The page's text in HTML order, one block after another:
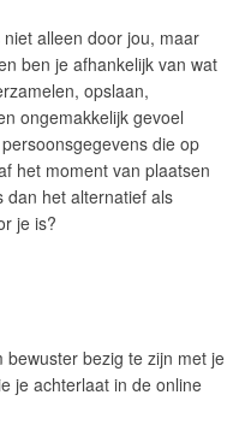
alleen door jou, maar
ben je afhankelijk van wat
opslaan,
ongemakkelijk gevoel
die op
het moment van plaatsen
dan het alternatief als
je is?
bezig te zijn met je
je achterlaat in de online